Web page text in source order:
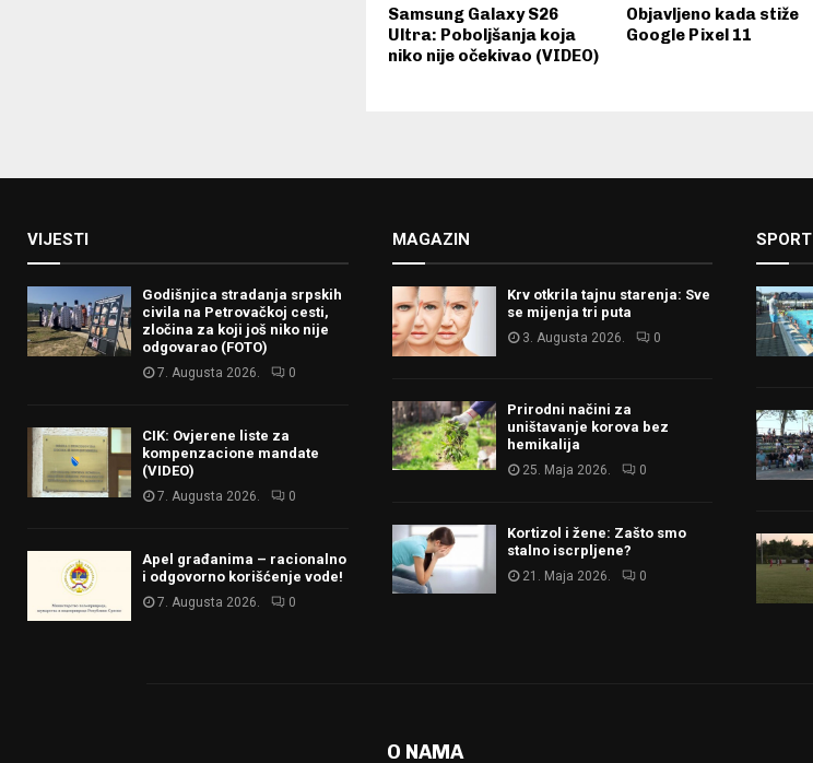
Samsung Galaxy S26
Ultra: Poboljšanja koja
niko nije očekivao (VIDEO)
Objavljeno kada stiže
Google Pixel 11
VIJESTI
Godišnjica stradanja srpskih
civila na Petrovačkoj cesti,
zločina za koji još niko nije
odgovarao (FOTO)
7. Augusta 2026. 0
CIK: Ovjerene liste za
kompenzacione mandate
(VIDEO)
7. Augusta 2026. 0
Apel građanima – racionalno
i odgovorno korišćenje vode!
7. Augusta 2026. 0
MAGAZIN
Krv otkrila tajnu starenja: Sve
se mijenja tri puta
3. Augusta 2026. 0
Prirodni načini za
uništavanje korova bez
hemikalija
25. Maja 2026. 0
Kortizol i žene: Zašto smo
stalno iscrpljene?
21. Maja 2026. 0
SPORT
O NAMA